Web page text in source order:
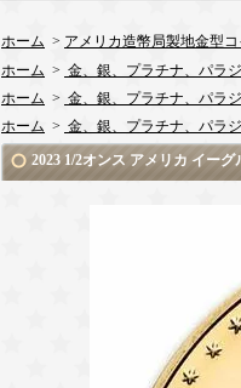
ホーム > アメリカ造幣局製地金型
ホーム > 金、銀、プラチナ、パラ
ホーム > 金、銀、プラチナ、パラ
ホーム > 金、銀、プラチナ、パラ
2023 1/2オンス アメリカ イー